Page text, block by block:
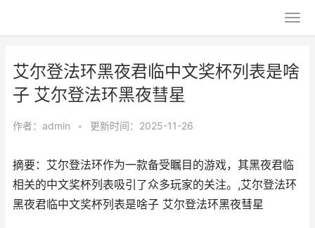
艾尔登法环黑夜君临中文奖杯列表是啥
子 艾尔登法环黑夜彗星
作者： admin • 更新时间：2025-11-26
摘要：艾尔登法环作为一款备受瞩目的游戏，其黑夜君临
相关的中文奖杯列表吸引了众多玩家的关注。,艾尔登法环
黑夜君临中文奖杯列表是啥子 艾尔登法环黑夜彗星